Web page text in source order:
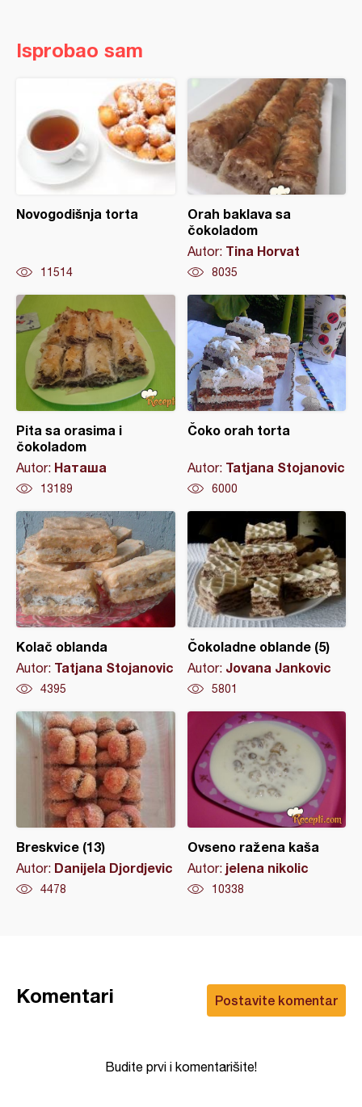
Isprobao sam
Novogodišnja torta
11514
Orah baklava sa
čokoladom
Autor: Tina Horvat
8035
Pita sa orasima i
čokoladom
Autor: Наташа
13189
Čoko orah torta
Autor: Tatjana Stojanovic
6000
Kolač oblanda
Autor: Tatjana Stojanovic
4395
Čokoladne oblande (5)
Autor: Jovana Jankovic
5801
Breskvice (13)
Autor: Danijela Djordjevic
4478
Ovseno ražena kaša
Autor: jelena nikolic
10338
Postavite komentar
Komentari
Budite prvi i komentarišite!